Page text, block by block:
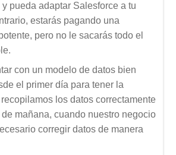
pueda adaptar Salesforce a tu
estarás pagando una
pero no le sacarás todo el
con un modelo de datos bien
el primer día para tener la
los datos correctamente
mañana, cuando nuestro negocio
corregir datos de manera